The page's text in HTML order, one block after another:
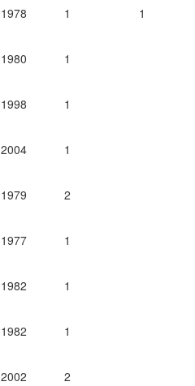
1978 1 1
1980 1
1998 1
2004 1
1979 2
1977 1
1982 1
1982 1
2002 2